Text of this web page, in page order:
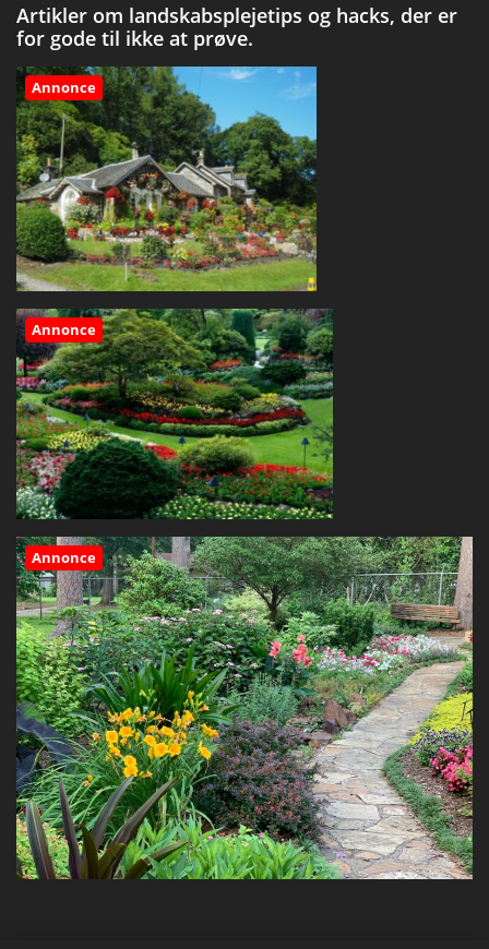
Artikler om landskabsplejetips og hacks, der er
for gode til ikke at prøve.
Annonce
Annonce
Annonce